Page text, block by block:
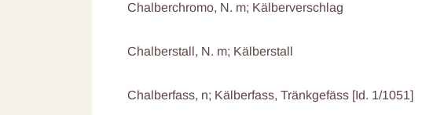
Chalberchromo, N. m; Kälberverschlag
Chalberstall, N. m; Kälberstall
Chalberfass, n; Kälberfass, Tränkgefäss [Id. 1/1051]